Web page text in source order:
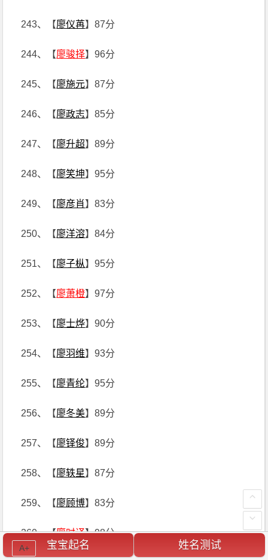
243、【廖仪苒】87分
244、【廖骏择】96分
245、【廖施元】87分
246、【廖政志】85分
247、【廖升超】89分
248、【廖笑坤】95分
249、【廖彦肖】83分
250、【廖洋溶】84分
251、【廖子枞】95分
252、【廖萧橙】97分
253、【廖士烨】90分
254、【廖羽维】93分
255、【廖青纶】95分
256、【廖冬美】89分
257、【廖铎俊】89分
258、【廖轶星】87分
259、【廖顾博】83分
260、【廖时译】98分
宝宝起名 姓名测试
A+